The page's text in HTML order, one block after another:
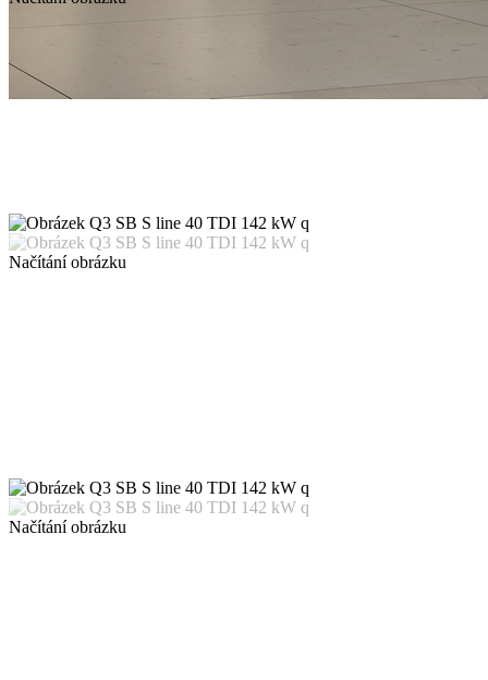
Načítání obrázku
Načítání obrázku